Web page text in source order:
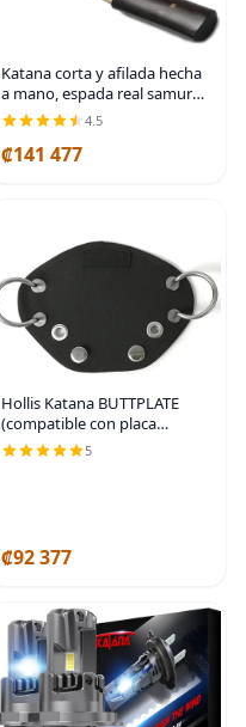
Katana corta y afilada hecha
a mano, espada real samurái
ninja japonesa (T10
templada) de 15 pulgadas
4.5
₡141 477
Hollis Katana BUTTPLATE
(compatible con placa
trasera)
5
₡92 377